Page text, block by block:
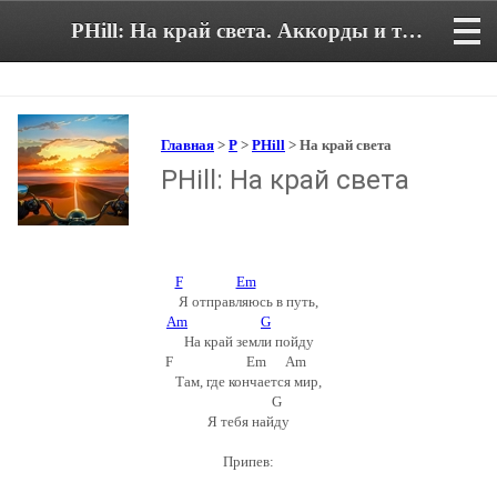
PHill: На край света. Аккорды и текст песни
Главная > P > PHill > На край света
PHill: На край света
F
Em
Я отправляюсь в путь,
Am
G
На край земли пойду
F Em Am
Там, где кончается мир,
G
Я тебя найду
Припев: